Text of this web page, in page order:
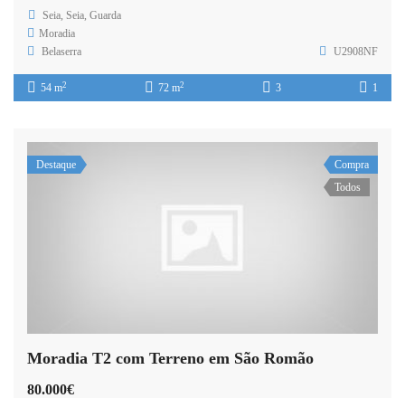
Seia, Seia, Guarda
Moradia
Belaserra
U2908NF
54 m2 72 m2 3 1
Destaque
Compra
Todos
Moradia T2 com Terreno em São Romão
80.000€